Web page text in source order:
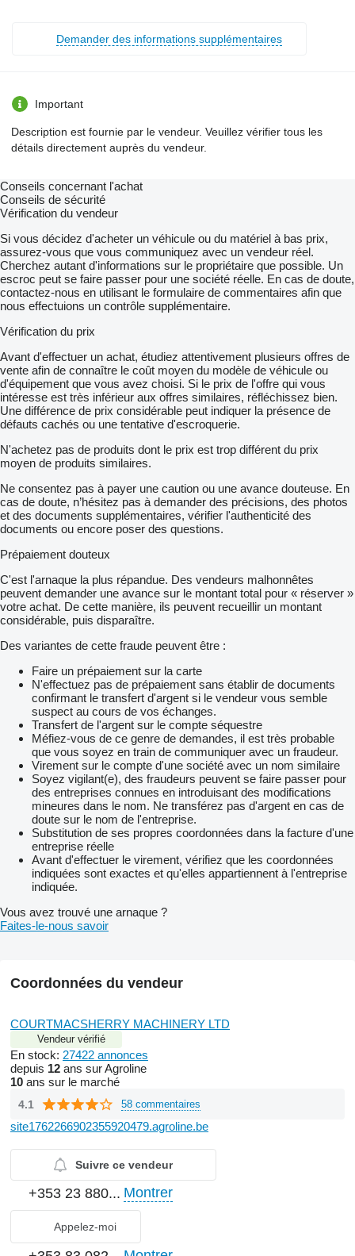
Demander des informations supplémentaires
Important
Description est fournie par le vendeur. Veuillez vérifier tous les
détails directement auprès du vendeur.
Conseils concernant l'achat
Conseils de sécurité
Vérification du vendeur
Si vous décidez d'acheter un véhicule ou du matériel à bas prix,
assurez-vous que vous communiquez avec un vendeur réel.
Cherchez autant d'informations sur le propriétaire que possible. Un
escroc peut se faire passer pour une société réelle. En cas de doute,
contactez-nous en utilisant le formulaire de commentaires afin que
nous effectuions un contrôle supplémentaire.
Vérification du prix
Avant d'effectuer un achat, étudiez attentivement plusieurs offres de
vente afin de connaître le coût moyen du modèle de véhicule ou
d'équipement que vous avez choisi. Si le prix de l'offre qui vous
intéresse est très inférieur aux offres similaires, réfléchissez bien.
Une différence de prix considérable peut indiquer la présence de
défauts cachés ou une tentative d'escroquerie.
N'achetez pas de produits dont le prix est trop différent du prix
moyen de produits similaires.
Ne consentez pas à payer une caution ou une avance douteuse. En
cas de doute, n’hésitez pas à demander des précisions, des photos
et des documents supplémentaires, vérifier l'authenticité des
documents ou encore poser des questions.
Prépaiement douteux
C'est l'arnaque la plus répandue. Des vendeurs malhonnêtes
peuvent demander une avance sur le montant total pour « réserver »
votre achat. De cette manière, ils peuvent recueillir un montant
considérable, puis disparaître.
Des variantes de cette fraude peuvent être :
Faire un prépaiement sur la carte
N'effectuez pas de prépaiement sans établir de documents
confirmant le transfert d'argent si le vendeur vous semble
suspect au cours de vos échanges.
Transfert de l'argent sur le compte séquestre
Méfiez-vous de ce genre de demandes, il est très probable
que vous soyez en train de communiquer avec un fraudeur.
Virement sur le compte d'une société avec un nom similaire
Soyez vigilant(e), des fraudeurs peuvent se faire passer pour
des entreprises connues en introduisant des modifications
mineures dans le nom. Ne transférez pas d'argent en cas de
doute sur le nom de l'entreprise.
Substitution de ses propres coordonnées dans la facture d'une
entreprise réelle
Avant d'effectuer le virement, vérifiez que les coordonnées
indiquées sont exactes et qu'elles appartiennent à l'entreprise
indiquée.
Vous avez trouvé une arnaque ?
Faites-le-nous savoir
Coordonnées du vendeur
COURTMACSHERRY MACHINERY LTD
Vendeur vérifié
En stock: 27422 annonces
depuis 12 ans sur Agroline
10 ans sur le marché
4.1 58 commentaires
site1762266902355920479.agroline.be
Suivre ce vendeur
+353 23 880... Montrer
Appelez-moi